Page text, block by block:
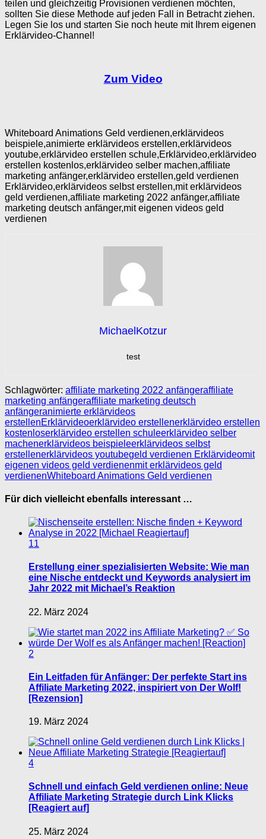
teilen und gleichzeitig Provisionen verdienen möchten,
sollten Sie diese Methode auf jeden Fall in Betracht ziehen.
Legen Sie los und starten Sie noch heute mit Ihrem eigenen
Erklärvideo-Channel!
Zum Video
Whiteboard Animations Geld verdienen,erklärvideos
beispiele,animierte erklärvideos erstellen,erklärvideos
youtube,erklärvideo erstellen schule,Erklärvideo,erklärvideo
erstellen kostenlos,erklärvideo selber machen,affiliate
marketing anfänger,erklärvideo erstellen,geld verdienen
Erklärvideo,erklärvideos selbst erstellen,mit erklärvideos
geld verdienen,affiliate marketing 2022 anfänger,affiliate
marketing deutsch anfänger,mit eigenen videos geld
verdienen
MichaelKotzur
test
Schlagwörter: affiliate marketing 2022 anfängeraffiliate
marketing anfängeraffiliate marketing deutsch
anfängeranimierte erklärvideos
erstellenErklärvideoerklärvideo erstellenerklärvideo erstellen
kostenloserklärvideo erstellen schuleerklärvideo selber
machenerklärvideos beispieleerklärvideos selbst
erstellenerklärvideos youtubegeld verdienen Erklärvideomit
eigenen videos geld verdienenmit erklärvideos geld
verdienenWhiteboard Animations Geld verdienen
Für dich vielleicht ebenfalls interessant …
11
Erstellung einer spezialisierten Website: Wie man
eine Nische entdeckt und Keywords analysiert im
Jahr 2022 mit Michael’s Reaktion
22. März 2024
2
Ein Leitfaden für Anfänger: Der perfekte Start ins
Affiliate Marketing 2022, inspiriert von Der Wolf!
[Rezension]
19. März 2024
4
Schnell und einfach Geld verdienen online: Neue
Affiliate Marketing Strategie durch Link Klicks
[Reagiert auf]
25. März 2024